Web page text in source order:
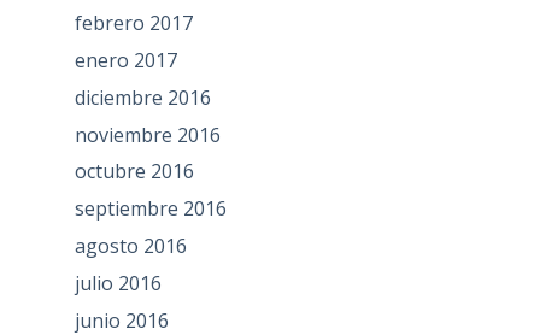
febrero 2017
enero 2017
diciembre 2016
noviembre 2016
octubre 2016
septiembre 2016
agosto 2016
julio 2016
junio 2016